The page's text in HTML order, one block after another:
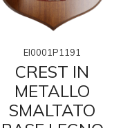
EI0001P1191
CREST IN
METALLO
SMALTATO